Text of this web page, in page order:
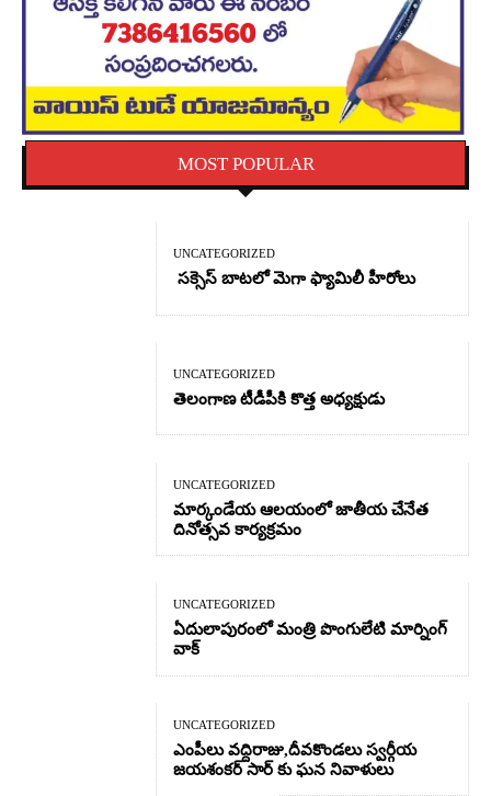
MOST POPULAR
UNCATEGORIZED
సక్సెస్ బాటలో మెగా ఫ్యామిలీ హీరోలు
UNCATEGORIZED
తెలంగాణ టీడీపీకి కొత్త అధ్యక్షుడు
UNCATEGORIZED
మార్కండేయ ఆలయంలో జాతీయ చేనేత
దినోత్సవ కార్యక్రమం
UNCATEGORIZED
ఏదులాపురంలో మంత్రి పొంగులేటి మార్నింగ్
వాక్
UNCATEGORIZED
ఎంపీలు వద్దిరాజు,దీవకొండలు స్వర్గీయ
జయశంకర్ సార్ కు ఘన నివాళులు